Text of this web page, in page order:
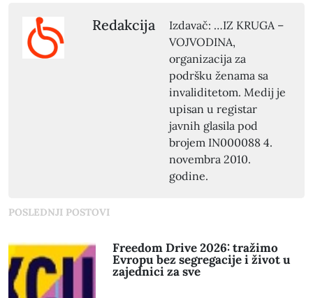
Redakcija
Izdavač: …IZ KRUGA –
VOJVODINA,
organizacija za
podršku ženama sa
invaliditetom. Medij je
upisan u registar
javnih glasila pod
brojem IN000088 4.
novembra 2010.
godine.
POSLEDNJI POSTOVI
Freedom Drive 2026: tražimo
Evropu bez segregacije i život u
zajednici za sve